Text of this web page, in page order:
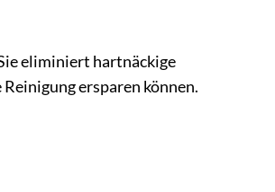
eliminiert hartnäckige
ersparen können.